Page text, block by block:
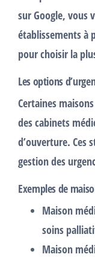
sur Google, vous
établissements à
pour choisir la
Les options
Certaines
des cabinets
d’ouverture. Ces
gestion des
Exemples de
Maison
soins
Maison